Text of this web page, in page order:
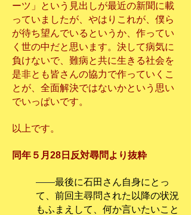
ーツ」という見出しが最近の新聞に載
っていましたが、やはりこれが、僕ら
が待ち望んでいるというか、作ってい
く世の中だと思います。決して病気に
負けないで、難病と共に生きる社会を
是非とも皆さんの協力で作っていくこ
とが、全面解決ではないかという思い
でいっぱいです。
以上です。
同年５月28日反対尋問より抜粋
――最後に石田さん自身にとっ
て、前回主尋問された以降の状況
もふまえして、何か言いたいこと